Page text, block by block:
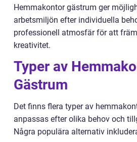
Hemmakontor gästrum ger
arbetsmiljön efter individuella
professionell atmosfär för att
kreativitet.
Typer av
Gästrum
Det finns flera typer av
anpassas efter olika behov och
Några populära alternativ